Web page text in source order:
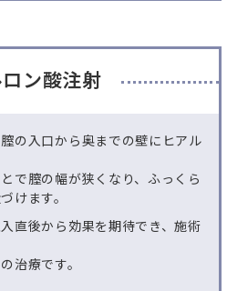
ン酸注射
の入口から奥までの壁にヒアル
で膣の幅が狭くなり、ふっくら
けます。
直後から効果を期待でき、施術
治療です。